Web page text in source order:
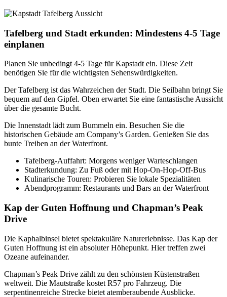
Tafelberg und Stadt erkunden: Mindestens 4-5 Tage
einplanen
Planen Sie unbedingt 4-5 Tage für Kapstadt ein. Diese Zeit
benötigen Sie für die wichtigsten Sehenswürdigkeiten.
Der Tafelberg ist das Wahrzeichen der Stadt. Die Seilbahn bringt Sie
bequem auf den Gipfel. Oben erwartet Sie eine fantastische Aussicht
über die gesamte Bucht.
Die Innenstadt lädt zum Bummeln ein. Besuchen Sie die
historischen Gebäude am Company’s Garden. Genießen Sie das
bunte Treiben an der Waterfront.
Tafelberg-Auffahrt: Morgens weniger Warteschlangen
Stadterkundung: Zu Fuß oder mit Hop-On-Hop-Off-Bus
Kulinarische Touren: Probieren Sie lokale Spezialitäten
Abendprogramm: Restaurants und Bars an der Waterfront
Kap der Guten Hoffnung und Chapman’s Peak
Drive
Die Kaphalbinsel bietet spektakuläre Naturerlebnisse. Das Kap der
Guten Hoffnung ist ein absoluter Höhepunkt. Hier treffen zwei
Ozeane aufeinander.
Chapman’s Peak Drive zählt zu den schönsten Küstenstraßen
weltweit. Die Mautstraße kostet R57 pro Fahrzeug. Die
serpentinenreiche Strecke bietet atemberaubende Ausblicke.